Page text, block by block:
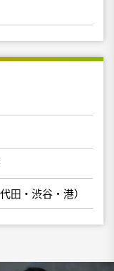
田・渋谷・港）